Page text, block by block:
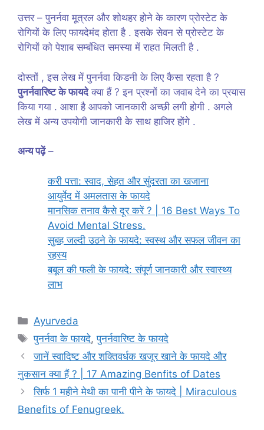
उत्तर – पुनर्नवा मूत्रल और शोथहर होने के कारण प्रोस्टेट के
रोगियों के लिए फायदेमंद होता है . इसके सेवन से प्रोस्टेट के
रोगियों को पेशाब सम्बंधित समस्या में राहत मिलती है .
दोस्तों , इस लेख में पुनर्नवा किडनी के लिए कैसा रहता है ?
पुनर्नवारिष्ट के फायदेक्या हैं ? इन प्रश्नों का जवाब देने का प्रयास
किया गया . आशा है आपको जानकारी अच्छी लगी होगी . अगले
लेख में अन्य उपयोगी जानकारी के साथ हाजिर होंगे .
अन्य पढ़ें–
करी पत्ता: स्वाद, सेहत और सुंदरता का खजाना
आयुर्वेद में अमलतास के फायदे
मानसिक तनाव कैसे दूर करें ? | 16 Best Ways To
Avoid Mental Stress.
सुबह जल्दी उठने के फायदे: स्वस्थ और सफल जीवन का
रहस्य
बबूल की फली के फायदे: संपूर्ण जानकारी और स्वास्थ्य
लाभ
Categories
Ayurveda
Tags
पुनर्नवा के फायदे,पुनर्नवारिष्ट के फायदे
जानें स्वादिष्ट और शक्तिवर्धक खजूर खाने के फायदे और
नुकसान क्या हैं ? | 17 Amazing Benfits of Dates
सिर्फ 1 महीने मेथी का पानी पीने के फायदे | Miraculous
Benefits of Fenugreek.